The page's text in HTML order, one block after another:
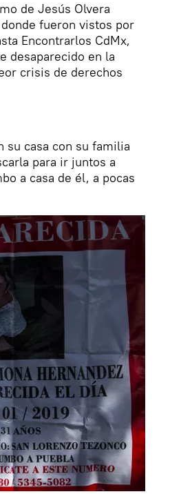
de Jesús Olvera
fueron vistos por
Encontrarlos CdMx,
desaparecido en la
crisis de derechos
su casa con su familia
para ir juntos a
a casa de él, a pocas